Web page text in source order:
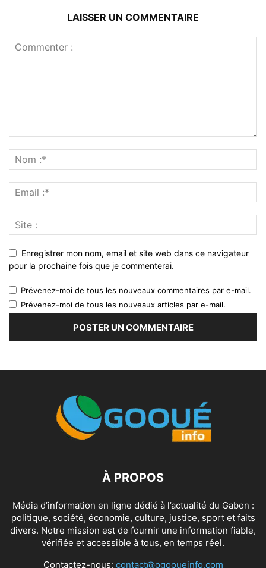
LAISSER UN COMMENTAIRE
Enregistrer mon nom, email et site web dans ce navigateur
pour la prochaine fois que je commenterai.
Prévenez-moi de tous les nouveaux commentaires par e-mail.
Prévenez-moi de tous les nouveaux articles par e-mail.
À PROPOS
Média d’information en ligne dédié à l’actualité du Gabon :
politique, société, économie, culture, justice, sport et faits
divers. Notre mission est de fournir une information fiable,
vérifiée et accessible à tous, en temps réel.
Contactez-nous: contact@ogooueinfo.com